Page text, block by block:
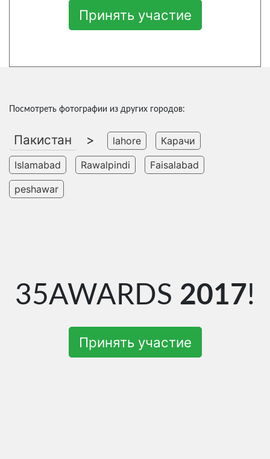
Принять участие
Посмотреть фотографии из других городов:
Пакистан > lahore
Карачи
Islamabad
Rawalpindi
Faisalabad
peshawar
35AWARDS 2017!
Принять участие